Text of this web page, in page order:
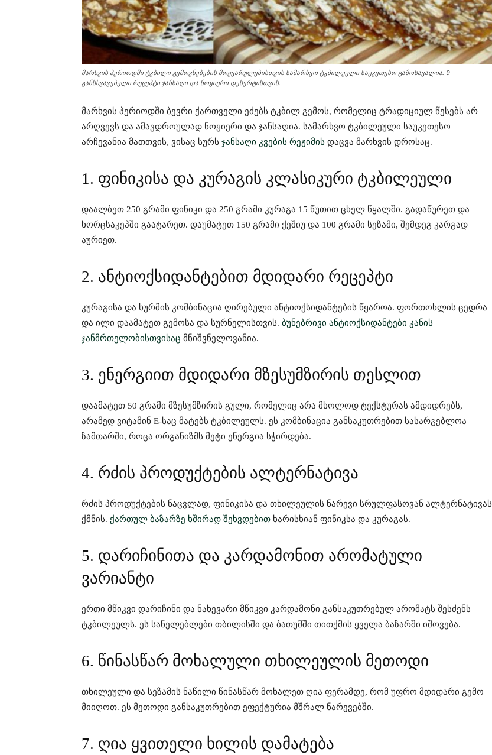
მარხვის პერიოდში ტკბილი გემოვნებების მოყვარულებისთვის სამარხვო ტკბილეული საუკეთესო გამოსავალია. 9
განსხვავებული რეცეპტი ჯანსაღი და ნოყიერი დესერტისთვის.
მარხვის პერიოდში ბევრი ქართველი ეძებს ტკბილ გემოს, რომელიც ტრადიციულ წესებს არ
არღვევს და ამავდროულად ნოყიერი და ჯანსაღია. სამარხვო ტკბილეული საუკეთესო
არჩევანია მათთვის, ვისაც სურს ჯანსაღი კვების რეჟიმის დაცვა მარხვის დროსაც.
1. ფინიკისა და კურაგის კლასიკური ტკბილეული
დაალბეთ 250 გრამი ფინიკი და 250 გრამი კურაგა 15 წუთით ცხელ წყალში. გადაწურეთ და
ხორცსაკეპში გაატარეთ. დაუმატეთ 150 გრამი ქეშიუ და 100 გრამი სეზამი, შემდეგ კარგად
აურიეთ.
2. ანტიოქსიდანტებით მდიდარი რეცეპტი
კურაგისა და ხურმის კომბინაცია ღირებული ანტიოქსიდანტების წყაროა. ფორთოხლის ცედრა
და ილი დაამატეთ გემოსა და სურნელისთვის. ბუნებრივი ანტიოქსიდანტები კანის
ჯანმრთელობისთვისაც მნიშვნელოვანია.
3. ენერგიით მდიდარი მზესუმზირის თესლით
დაამატეთ 50 გრამი მზესუმზირის გული, რომელიც არა მხოლოდ ტექსტურას ამდიდრებს,
არამედ ვიტამინ E-საც მატებს ტკბილეულს. ეს კომბინაცია განსაკუთრებით სასარგებლოა
ზამთარში, როცა ორგანიზმს მეტი ენერგია სჭირდება.
4. რძის პროდუქტების ალტერნატივა
რძის პროდუქტების ნაცვლად, ფინიკისა და თხილეულის ნარევი სრულფასოვან ალტერნატივას
ქმნის. ქართულ ბაზარზე ხშირად შეხვდებით ხარისხიან ფინიკსა და კურაგას.
5. დარიჩინითა და კარდამონით არომატული
ვარიანტი
ერთი მწიკვი დარიჩინი და ნახევარი მწიკვი კარდამონი განსაკუთრებულ არომატს შესძენს
ტკბილეულს. ეს სანელებლები თბილისში და ბათუმში თითქმის ყველა ბაზარში იშოვება.
6. წინასწარ მოხალული თხილეულის მეთოდი
თხილეული და სეზამის ნაწილი წინასწარ მოხალეთ ღია ფერამდე, რომ უფრო მდიდარი გემო
მიიღოთ. ეს მეთოდი განსაკუთრებით ეფექტურია მშრალ ნარევებში.
7. ღია ყვითელი ხილის დამატება